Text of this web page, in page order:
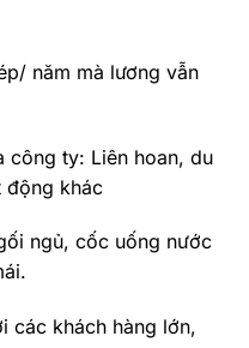
năm mà lương vẫn
công ty: Liên hoan, du
động khác
ngủ, cốc uống nước
các khách hàng lớn,